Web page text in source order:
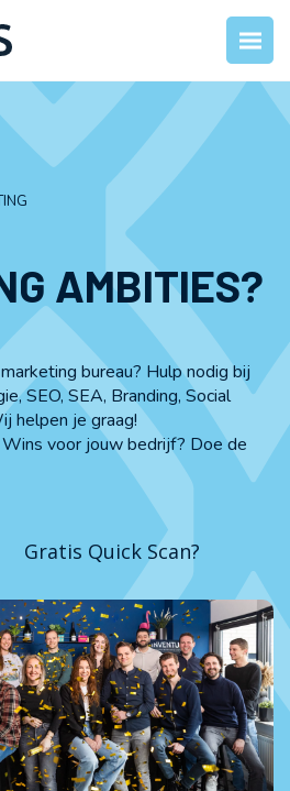
AMBITIES?
bureau? Hulp nodig bij
SEO, SEA, Branding, Social
helpen je graag!
voor jouw bedrijf? Doe de
Gratis Quick Scan?